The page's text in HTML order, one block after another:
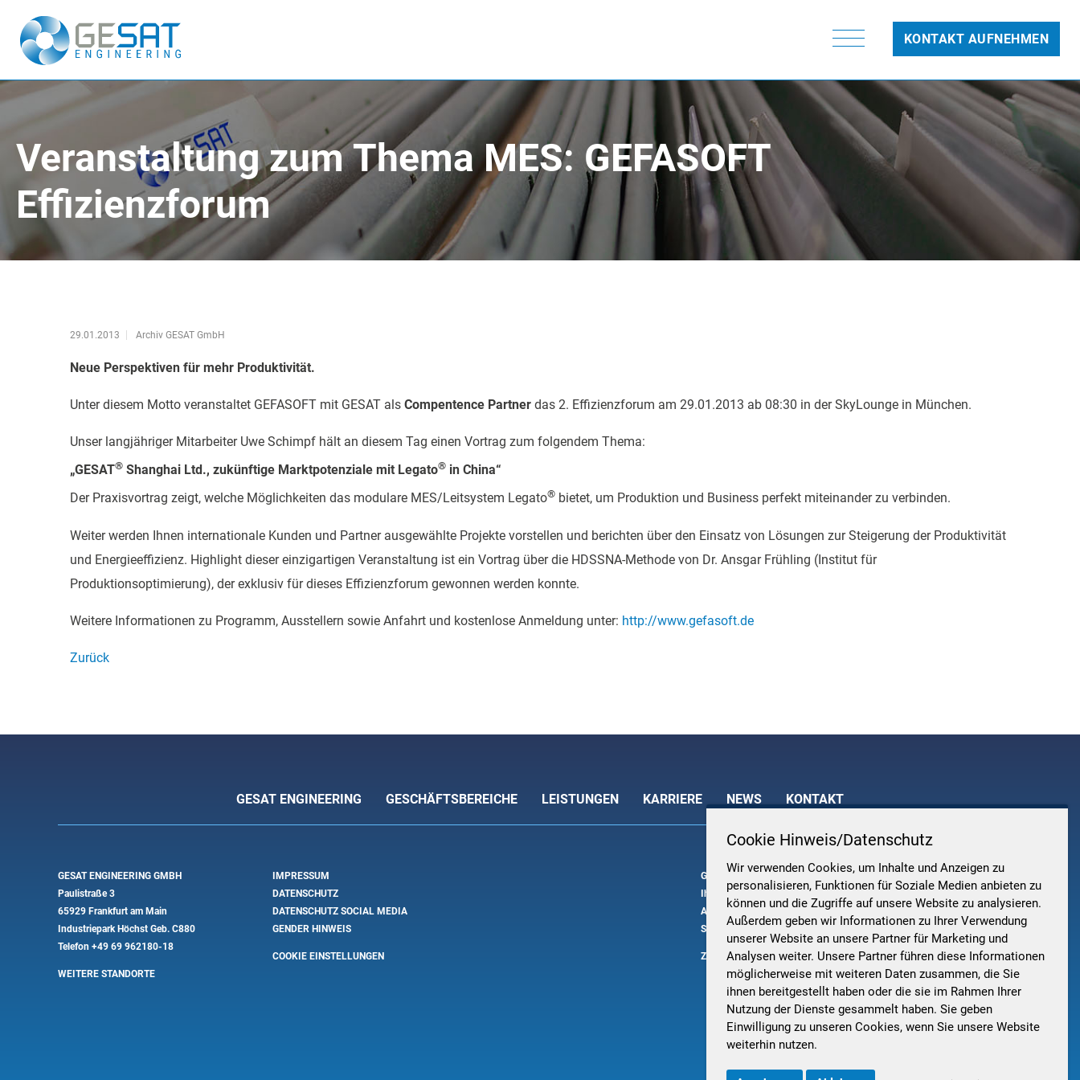
KONTAKT AUFNEHMEN
Veranstaltung zum Thema MES: GEFASOFT
Effizienzforum
29.01.2013 Archiv GESAT GmbH
Neue Perspektiven für mehr Produktivität.
Unter diesem Motto veranstaltet GEFASOFT mit GESAT als Compentence Partner das 2. Effizienzforum am 29.01.2013 ab 08:30 in der SkyLounge in München.
Unser langjähriger Mitarbeiter Uwe Schimpf hält an diesem Tag einen Vortrag zum folgendem Thema:
„GESAT® Shanghai Ltd., zukünftige Marktpotenziale mit Legato® in China“
Der Praxisvortrag zeigt, welche Möglichkeiten das modulare MES/Leitsystem Legato® bietet, um Produktion und Business perfekt miteinander zu verbinden.
Weiter werden Ihnen internationale Kunden und Partner ausgewählte Projekte vorstellen und berichten über den Einsatz von Lösungen zur Steigerung der Produktivität
und Energieeffizienz. Highlight dieser einzigartigen Veranstaltung ist ein Vortrag über die HDSSNA-Methode von Dr. Ansgar Frühling (Institut für
Produktionsoptimierung), der exklusiv für dieses Effizienzforum gewonnen werden konnte.
Weitere Informationen zu Programm, Ausstellern sowie Anfahrt und kostenlose Anmeldung unter: http://www.gefasoft.de
Zurück
GESAT ENGINEERING GESCHÄFTSBEREICHE LEISTUNGEN KARRIERE NEWS KONTAKT
GESAT ENGINEERING GMBH
Paulistraße 3
65929 Frankfurt am Main
Industriepark Höchst Geb. C880
Telefon +49 69 962180-18
WEITERE STANDORTE
IMPRESSUM
DATENSCHUTZ
DATENSCHUTZ SOCIAL MEDIA
GENDER HINWEIS
COOKIE EINSTELLUNGEN
GESAT ENGINEERING GMBH
Ihr technologisch unabhängiger Partner für technisch-kommerzielle
Automatisierung in den Bereichen Electrical Engineering, Functional
Safety, Production IT, Information Security, und Automation/MSR.
ZU DEN GESCHÄFTSBEREICHEN
Cookie Hinweis/Datenschutz
Wir verwenden Cookies, um Inhalte und Anzeigen zu
personalisieren, Funktionen für Soziale Medien anbieten zu
können und die Zugriffe auf unsere Website zu analysieren.
Außerdem geben wir Informationen zu Ihrer Verwendung
unserer Website an unsere Partner für Marketing und
Analysen weiter. Unsere Partner führen diese Informationen
möglicherweise mit weiteren Daten zusammen, die Sie
ihnen bereitgestellt haben oder die sie im Rahmen Ihrer
Nutzung der Dienste gesammelt haben. Sie geben
Einwilligung zu unseren Cookies, wenn Sie unsere Website
weiterhin nutzen.